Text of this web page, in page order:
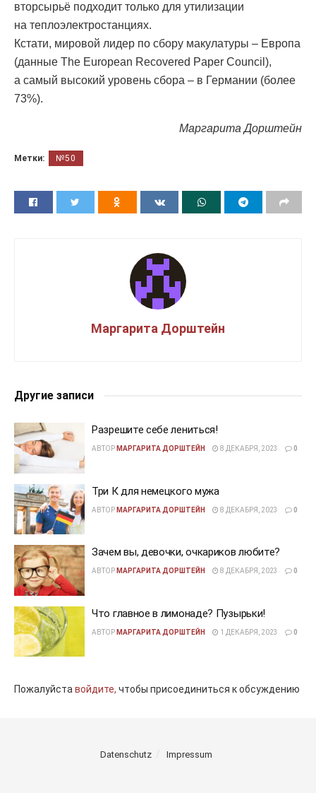
вторсырьё подходит только для утилизации
на теплоэлектростанциях.
Кстати, мировой лидер по сбору макулатуры – Европа
(данные The European Recovered Paper Council),
а самый высокий уровень сбора – в Германии (более
73%).
Маргарита Дорштейн
Метки: №50
Маргарита Дорштейн
Другие записи
Разрешите себе лениться!
АВТОР МАРГАРИТА ДОРШТЕЙН 8 ДЕКАБРЯ, 2023 0
Три К для немецкого мужа
АВТОР МАРГАРИТА ДОРШТЕЙН 8 ДЕКАБРЯ, 2023 0
Зачем вы, девочки, очкариков любите?
АВТОР МАРГАРИТА ДОРШТЕЙН 8 ДЕКАБРЯ, 2023 0
Что главное в лимонаде? Пузырьки!
АВТОР МАРГАРИТА ДОРШТЕЙН 1 ДЕКАБРЯ, 2023 0
Пожалуйставойдите, чтобы присоединиться к обсуждению
Datenschutz Impressum